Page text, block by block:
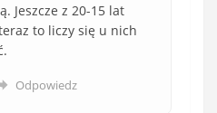
Jeszcze z 20-15 lat
to liczy się u nich
Odpowiedz